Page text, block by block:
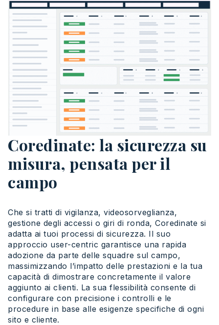
Coredinate: la sicurezza su
misura, pensata per il
campo
Che si tratti di vigilanza, videosorveglianza,
gestione degli accessi o giri di ronda, Coredinate si
adatta ai tuoi processi di sicurezza. Il suo
approccio user-centric garantisce una rapida
adozione da parte delle squadre sul campo,
massimizzando l’impatto delle prestazioni e la tua
capacità di dimostrare concretamente il valore
aggiunto ai clienti. La sua flessibilità consente di
configurare con precisione i controlli e le
procedure in base alle esigenze specifiche di ogni
sito e cliente.